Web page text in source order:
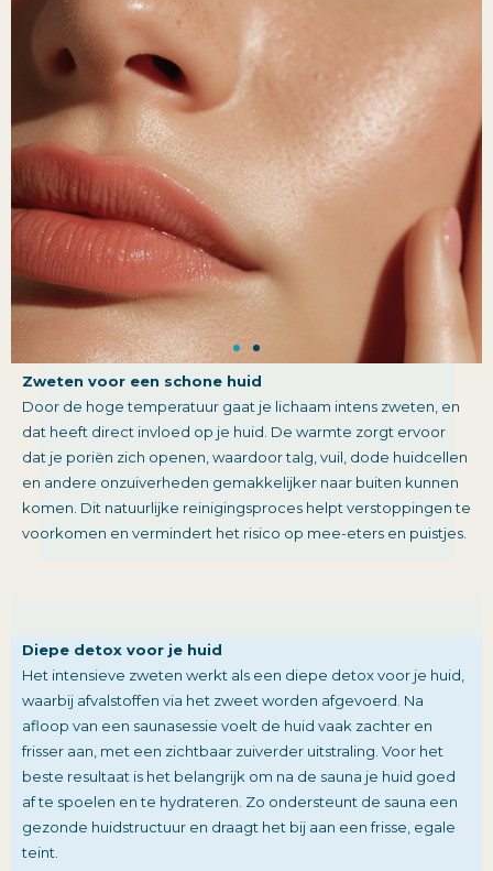
Zweten voor een schone huid
Door de hoge temperatuur gaat je lichaam intens zweten, en
dat heeft direct invloed op je huid. De warmte zorgt ervoor
dat je poriën zich openen, waardoor talg, vuil, dode huidcellen
en andere onzuiverheden gemakkelijker naar buiten kunnen
komen. Dit natuurlijke reinigingsproces helpt verstoppingen te
voorkomen en vermindert het risico op mee-eters en puistjes.
Diepe detox voor je huid
Het intensieve zweten werkt als een diepe detox voor je huid,
waarbij afvalstoffen via het zweet worden afgevoerd. Na
afloop van een saunasessie voelt de huid vaak zachter en
frisser aan, met een zichtbaar zuiverder uitstraling. Voor het
beste resultaat is het belangrijk om na de sauna je huid goed
af te spoelen en te hydrateren. Zo ondersteunt de sauna een
gezonde huidstructuur en draagt het bij aan een frisse, egale
teint.